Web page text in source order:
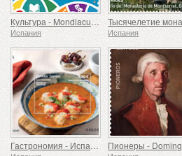
Культура - Mondiacult 25 Испания, Барселона
Испания Испания
Гастрономия - Испания в 19 блюдах, Мелилья, Морской черт по-русадирски